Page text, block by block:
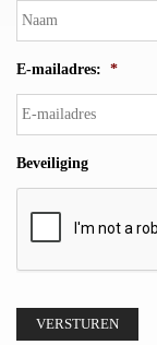
E-mailadres: *
Beveiliging
VERSTUREN